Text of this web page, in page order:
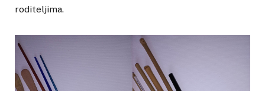
roditeljima.